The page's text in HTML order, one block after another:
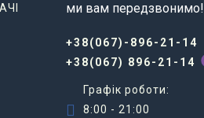
ми вам передзвонимо!
+38(067)-896-21-14
+38(067) 896-21-14
Графік роботи:
8:00 - 21:00